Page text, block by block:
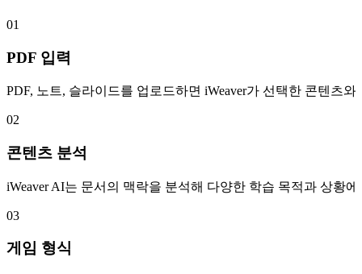
01
PDF 입력
PDF, 노트, 슬라이드를 업로드하면 iWeaver가 선택한 콘텐츠
02
콘텐츠 분석
iWeaver AI는 문서의 맥락을 분석해 다양한 학습 목적과 상황
03
게임 형식